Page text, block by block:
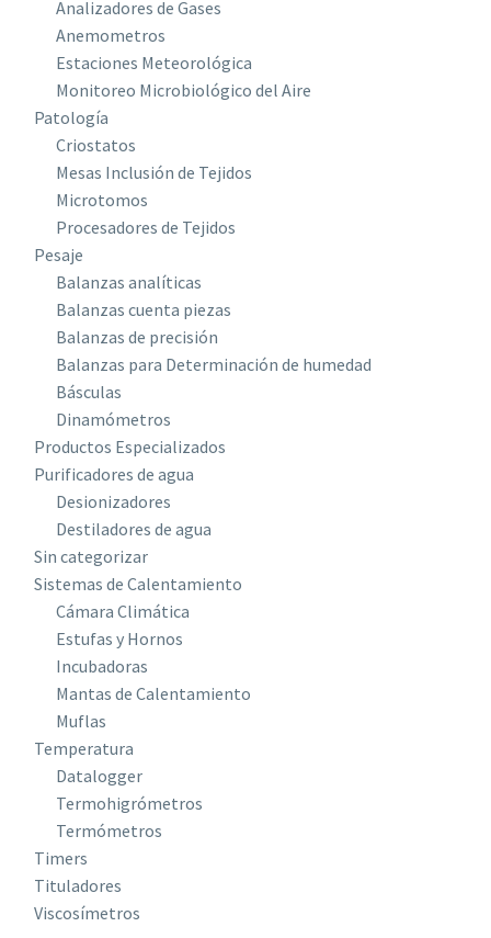
Analizadores de Gases
Anemometros
Estaciones Meteorológica
Monitoreo Microbiológico del Aire
Patología
Criostatos
Mesas Inclusión de Tejidos
Microtomos
Procesadores de Tejidos
Pesaje
Balanzas analíticas
Balanzas cuenta piezas
Balanzas de precisión
Balanzas para Determinación de humedad
Básculas
Dinamómetros
Productos Especializados
Purificadores de agua
Desionizadores
Destiladores de agua
Sin categorizar
Sistemas de Calentamiento
Cámara Climática
Estufas y Hornos
Incubadoras
Mantas de Calentamiento
Muflas
Temperatura
Datalogger
Termohigrómetros
Termómetros
Timers
Tituladores
Viscosímetros